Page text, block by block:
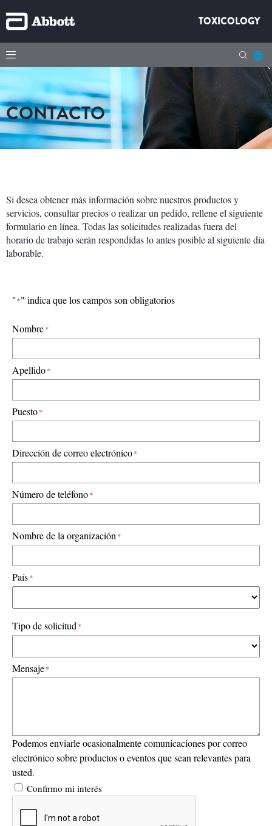
TOXICOLOGY
CONTACTO
Si desea obtener más información sobre nuestros productos y
servicios, consultar precios o realizar un pedido, rellene el siguiente
formulario en línea. Todas las solicitudes realizadas fuera del
horario de trabajo serán respondidas lo antes posible al siguiente día
laborable.